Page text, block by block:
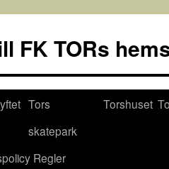
FK TORs
Tors
skatepark
Torshuset
Regler